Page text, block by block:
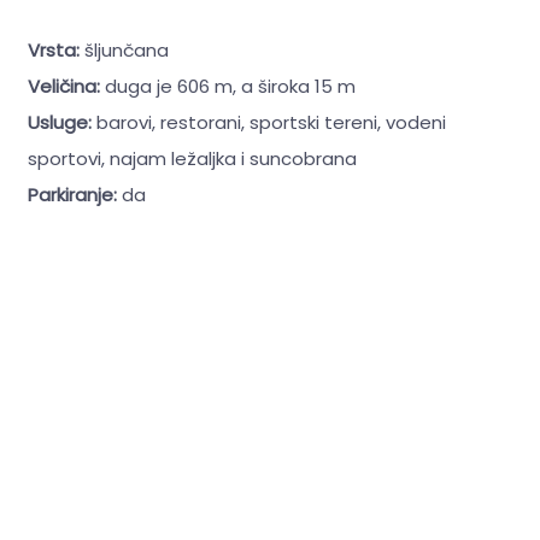
Vrsta:šljunčana
Veličina:duga je 606 m, a široka 15 m
Usluge:barovi, restorani, sportski tereni, vodeni
sportovi, najam ležaljka i suncobrana
Parkiranje:da